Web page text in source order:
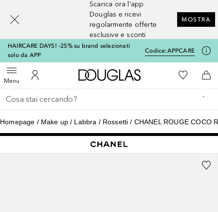
Scarica ora l'app
Douglas e ricevi
regolarmente offerte
esclusive e sconti
MOSTRA
HAIRCARE DAYS! -25% su brand selezionati
solo da APP
Codice:APPCARE
MenuApri menuAl Mio Account
A Douglas HomeAlla Mia
Al
Torna indietro
Esegui ricerca
Homepage Make up Labbra Rossetti CHANEL ROUGE COCO
[navigation.slideout.screenreader]